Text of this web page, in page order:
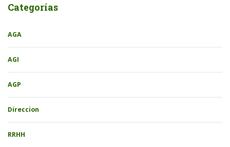
Categorías
AGA
AGI
AGP
Direccion
RRHH